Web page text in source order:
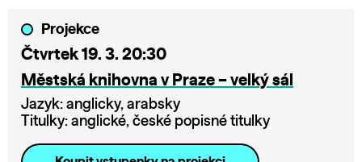
Projekce
Čtvrtek 19. 3. 20:30
Městská knihovna v Praze – velký sál
Jazyk: anglicky, arabsky
Titulky: anglické, české popisné titulky